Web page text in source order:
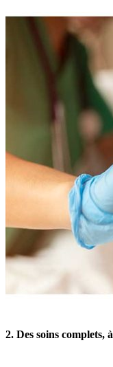
2. Des soins complets,